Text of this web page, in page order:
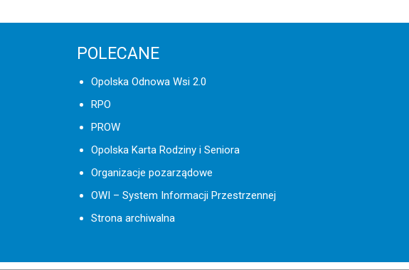
POLECANE
Opolska Odnowa Wsi 2.0
RPO
PROW
Opolska Karta Rodziny i Seniora
Organizacje pozarządowe
OWI – System Informacji Przestrzennej
Strona archiwalna